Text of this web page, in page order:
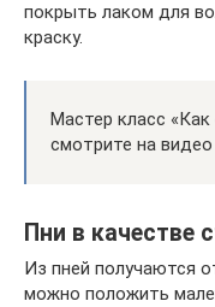
покрыть лаком для
краску.
Мастер класс
смотрите на
Пни в качестве
Из пней получаются
можно положить